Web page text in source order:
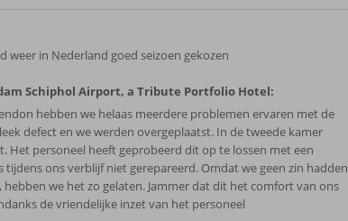
weer in Nederland goed seizoen gekozen
Schiphol Airport, a Tribute Portfolio Hotel:
hebben we helaas meerdere problemen ervaren met de
defect en we werden overgeplaatst. In de tweede kamer
Het personeel heeft geprobeerd dit op te lossen met een
tijdens ons verblijf niet gerepareerd. Omdat we geen zin hadden
we het zo gelaten. Jammer dat dit het comfort van ons
de vriendelijke inzet van het personeel